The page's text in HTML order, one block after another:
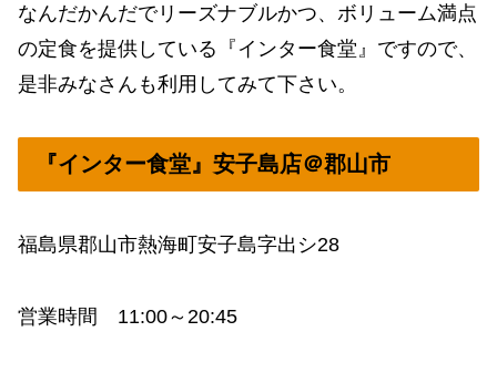
なんだかんだでリーズナブルかつ、ボリューム満点
の定食を提供している『インター食堂』ですので、
是非みなさんも利用してみて下さい。
『インター食堂』安子島店＠郡山市
福島県郡山市熱海町安子島字出シ28
営業時間 11:00～20:45